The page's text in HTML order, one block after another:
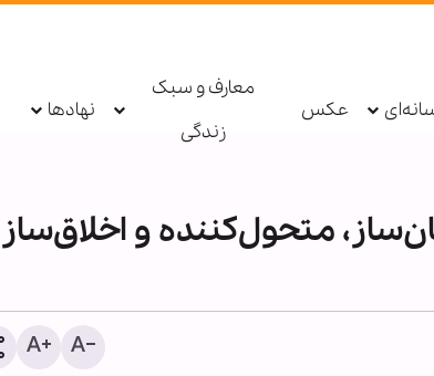
عکس
معارف و سبک
زندگی
نهادها
متحول‌کننده و اخلاق‌ساز